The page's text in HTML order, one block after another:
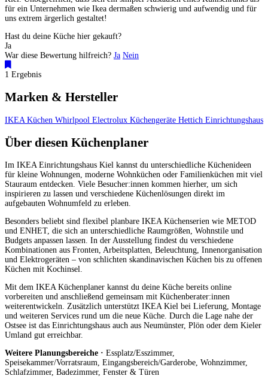
für ein Unternehmen wie Ikea dermaßen schwierig und aufwendig und für
uns extrem ärgerlich gestaltet!
Hast du deine Küche hier gekauft?
Ja
War diese Bewertung hilfreich? Ja Nein
1 Ergebnis
Marken & Hersteller
IKEA Küchen Whirlpool Electrolux Küchengeräte Hettich Einrichtungshaus
Über diesen Küchenplaner
Im IKEA Einrichtungshaus Kiel kannst du unterschiedliche Küchenideen
für kleine Wohnungen, moderne Wohnküchen oder Familienküchen mit viel
Stauraum entdecken. Viele Besucher:innen kommen hierher, um sich
inspirieren zu lassen und verschiedene Küchenlösungen direkt im
aufgebauten Wohnumfeld zu erleben.
Besonders beliebt sind flexibel planbare IKEA Küchenserien wie METOD
und ENHET, die sich an unterschiedliche Raumgrößen, Wohnstile und
Budgets anpassen lassen. In der Ausstellung findest du verschiedene
Kombinationen aus Fronten, Arbeitsplatten, Beleuchtung, Innenorganisation
und Elektrogeräten – von schlichten skandinavischen Küchen bis zu offenen
Küchen mit Kochinsel.
Mit dem IKEA Küchenplaner kannst du deine Küche bereits online
vorbereiten und anschließend gemeinsam mit Küchenberater:innen
weiterentwickeln. Zusätzlich unterstützt IKEA Kiel bei Lieferung, Montage
und weiteren Services rund um die neue Küche. Durch die Lage nahe der
Ostsee ist das Einrichtungshaus auch aus Neumünster, Plön oder dem Kieler
Umland gut erreichbar.
Weitere Planungsbereiche · Essplatz/Esszimmer,
Speisekammer/Vorratsraum, Eingangsbereich/Garderobe, Wohnzimmer,
Schlafzimmer, Badezimmer, Fenster & Türen